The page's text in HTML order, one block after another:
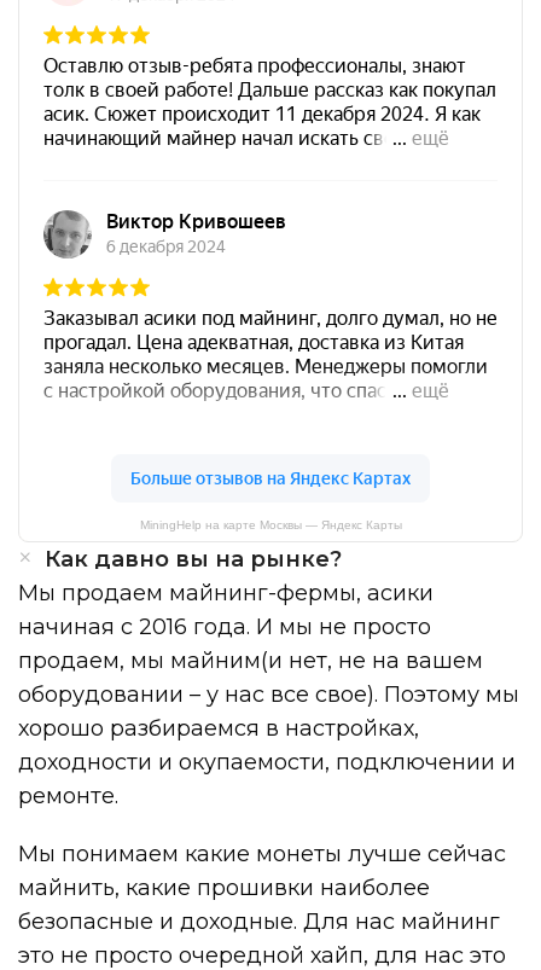
MiningHelp на карте Москвы — Яндекс Карты
Как давно вы на рынке?
Мы продаем майнинг-фермы, асики
начиная с 2016 года. И мы не просто
продаем, мы майним(и нет, не на вашем
оборудовании – у нас все свое). Поэтому мы
хорошо разбираемся в настройках,
доходности и окупаемости, подключении и
ремонте.
Мы понимаем какие монеты лучше сейчас
майнить, какие прошивки наиболее
безопасные и доходные. Для нас майнинг
это не просто очередной хайп, для нас это